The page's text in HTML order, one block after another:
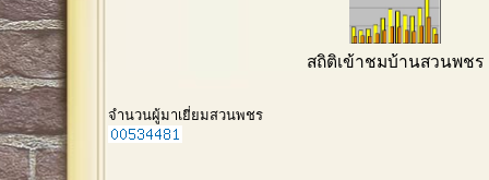
สถิติเข้าชมบ้านสวนพชร
จำนวนผู้มาเยี่ยมสวนพชร